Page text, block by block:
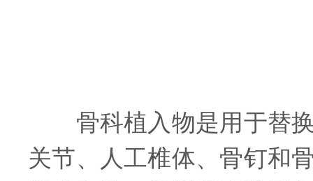
骨科植入物是用于替换
关节、人工椎体、骨钉和